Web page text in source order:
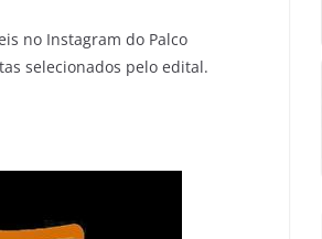
no Instagram do Palco
selecionados pelo edital.